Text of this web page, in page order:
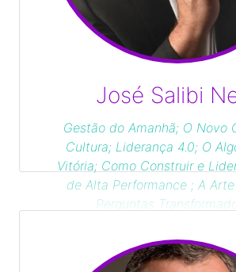
José Salibi
Gestão do Amanhã; O Novo
Cultura; Liderança 4.0; O
Vitória; Como Construir e
de Alta Performance ; A
Perguntas
Entendendo Peter F.